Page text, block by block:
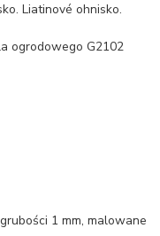
Liatinové ohnisko.
ogrodowego G2102
1 mm, malowane